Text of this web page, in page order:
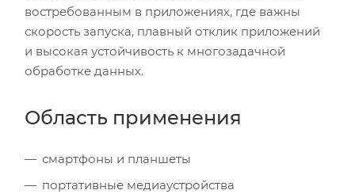
востребованным в приложениях, где важны
скорость запуска, плавный отклик приложений
и высокая устойчивость к многозадачной
обработке данных.
Область применения
смартфоны и планшеты
портативные медиаустройства